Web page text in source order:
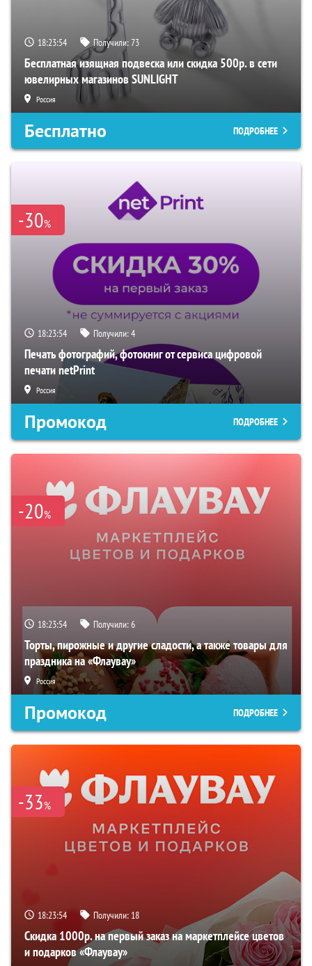
18:23:53 Получили:73
Бесплатная изящная подвеска или скидка 500р. в сети
ювелирных магазинов SUNLIGHT
Россия
Бесплатно ПОДРОБНЕЕ
-30%
18:23:53 Получили:4
Печать фотографий, фотокниг от сервиса цифровой
печати netPrint
Россия
Промокод ПОДРОБНЕЕ
-20%
18:23:53 Получили:6
Торты, пирожные и другие сладости, а также товары для
праздника на «Флаувау»
Россия
Промокод ПОДРОБНЕЕ
-33%
18:23:53 Получили: 18
Скидка 1000р. на первый заказ на маркетплейсе цветов
и подарков «Флаувау»